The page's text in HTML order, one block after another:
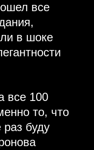
все
в шоке
все 100
то, что
буду